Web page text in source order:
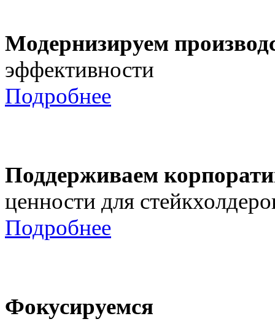
Модернизируем
эффективности
Подробнее
Поддерживаем
ценности для
Подробнее
Фокусируемся